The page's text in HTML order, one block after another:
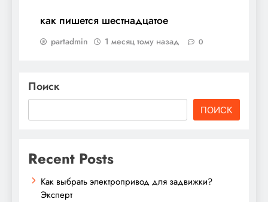
как пишется шестнадцатое
partadmin 1 месяц тому назад 0
Поиск
ПОИСК
Recent Posts
Как выбрать электропривод для задвижки?
Эксперт